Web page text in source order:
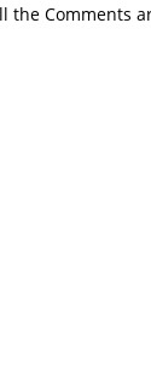
the Comments